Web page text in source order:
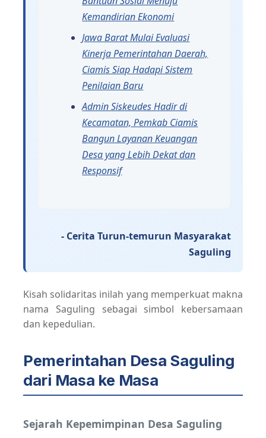
Kemandirian Ekonomi
Jawa Barat Mulai Evaluasi
Kinerja Pemerintahan Daerah,
Ciamis Siap Hadapi Sistem
Penilaian Baru
Admin Siskeudes Hadir di
Kecamatan, Pemkab Ciamis
Bangun Layanan Keuangan
Desa yang Lebih Dekat dan
Responsif
- Cerita Turun-temurun Masyarakat
Saguling
Kisah solidaritas inilah yang memperkuat makna
nama Saguling sebagai simbol kebersamaan
dan kepedulian.
Pemerintahan Desa Saguling
dari Masa ke Masa
Sejarah Kepemimpinan Desa Saguling